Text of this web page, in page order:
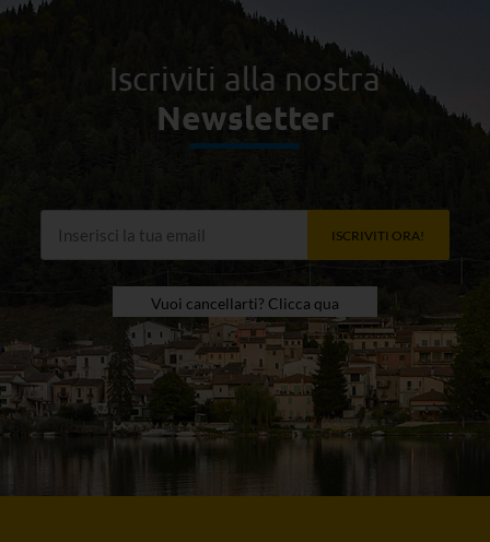
Iscriviti alla nostra
Newsletter
ISCRIVITI ORA!
Vuoi cancellarti? Clicca qua